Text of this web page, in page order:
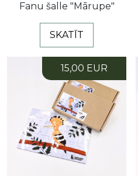
Fanu šalle "Mārupe"
SKATĪT
15,00 EUR